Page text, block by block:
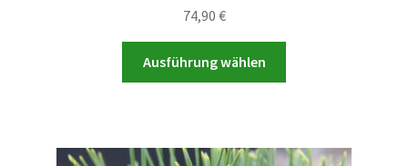
74,90 €
Ausführung wählen